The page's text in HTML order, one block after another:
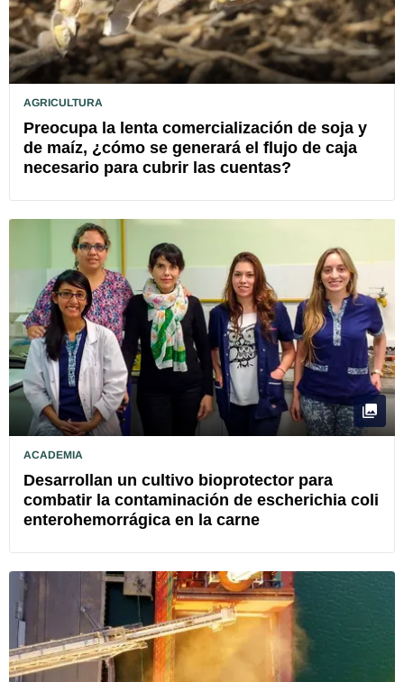
AGRICULTURA
Preocupa la lenta comercialización de soja y
de maíz, ¿cómo se generará el flujo de caja
necesario para cubrir las cuentas?
ACADEMIA
Desarrollan un cultivo bioprotector para
combatir la contaminación de escherichia coli
enterohemorrágica en la carne